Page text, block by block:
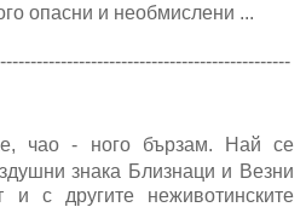
опасни и необмислени ...
чао - ного бързам. Най се
знака Близнаци и Везни
и с другите неживотинските